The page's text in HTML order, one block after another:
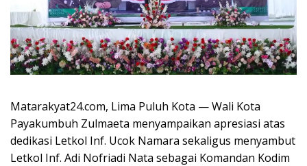
Matarakyat24.com, Lima Puluh Kota — Wali Kota
Payakumbuh Zulmaeta menyampaikan apresiasi atas
dedikasi Letkol Inf. Ucok Namara sekaligus menyambut
Letkol Inf. Adi Nofriadi Nata sebagai Komandan Kodim